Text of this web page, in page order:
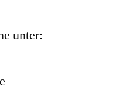
unter: